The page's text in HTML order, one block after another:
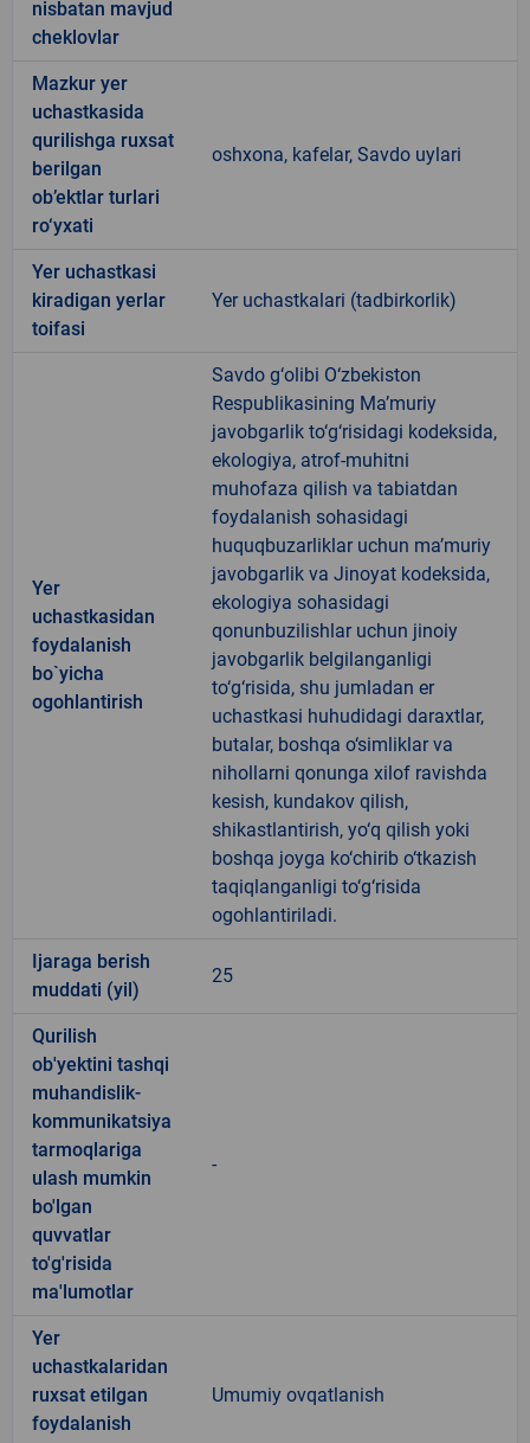
nisbatan mavjud
cheklovlar
Mazkur yer
uchastkasida
qurilishga ruxsat
berilgan
ob’ektlar turlari
ro‘yxati
oshxona, kafelar, Savdo uylari
Yer uchastkasi
kiradigan yerlar
toifasi
Yer uchastkalari (tadbirkorlik)
Yer
uchastkasidan
foydalanish
bo`yicha
ogohlantirish
Savdo g‘olibi O‘zbekiston
Respublikasining Ma’muriy
javobgarlik to‘g‘risidagi kodeksida,
ekologiya, atrof-muhitni
muhofaza qilish va tabiatdan
foydalanish sohasidagi
huquqbuzarliklar uchun ma’muriy
javobgarlik va Jinoyat kodeksida,
ekologiya sohasidagi
qonunbuzilishlar uchun jinoiy
javobgarlik belgilanganligi
to‘g‘risida, shu jumladan er
uchastkasi huhudidagi daraxtlar,
butalar, boshqa o‘simliklar va
nihollarni qonunga xilof ravishda
kesish, kundakov qilish,
shikastlantirish, yo‘q qilish yoki
boshqa joyga ko‘chirib o‘tkazish
taqiqlanganligi to‘g‘risida
ogohlantiriladi.
Ijaraga berish
muddati (yil)
25
Qurilish
ob'yektini tashqi
muhandislik-
kommunikatsiya
tarmoqlariga
ulash mumkin
bo'lgan
quvvatlar
to'g'risida
ma'lumotlar
-
Yer
uchastkalaridan
ruxsat etilgan
foydalanish
Umumiy ovqatlanish